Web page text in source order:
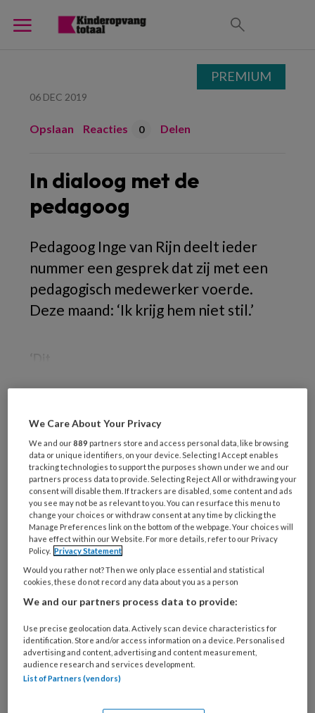
06 DEC 2019
Opslaan Reacties 0 Delen
In dialoog met de
pedagoog
Pedagoog Inge van Rijn deelt ieder
nummer een gesprek dat zij met een
pedagogisch medewerker voerde.
Deze maand: ‘Ik krijg hem niet stil.’
REGISTREREN
Wil je dit artikel lezen?
Maak gratis een account aan en lees 2
artikelen gratis per maand
Al een account of abonnement?Log dan in
Wat
is
e-
mailadres?
* *
Kies
je
wachtwoord* *
PREMIUM
We Care About Your Privacy
We and our889 partners store and access personal data, like browsing
data or unique identifiers, on your device. Selecting I Accept enables
tracking technologies to support the purposes shown under we and our
partners process data to provide. Selecting Reject All or withdrawing your
consent will disable them. If trackers are disabled, some content and ads
you see may not be as relevant to you. You can resurface this menu to
change your choices or withdraw consent at any time by clicking the
Manage Preferences link on the bottom of the webpage. Your choices will
have effect within our Website. For more details, refer to our Privacy
Policy. Privacy Statement
Would you rather not? Then we only place essential and statistical
cookies, these do not record any data about you as a person
We and our partners process data to provide:
Use precise geolocation data. Actively scan device characteristics for
identification. Store and/or access information on a device. Personalised
advertising and content, advertising and content measurement,
audience research and services development.
List of Partners (vendors)